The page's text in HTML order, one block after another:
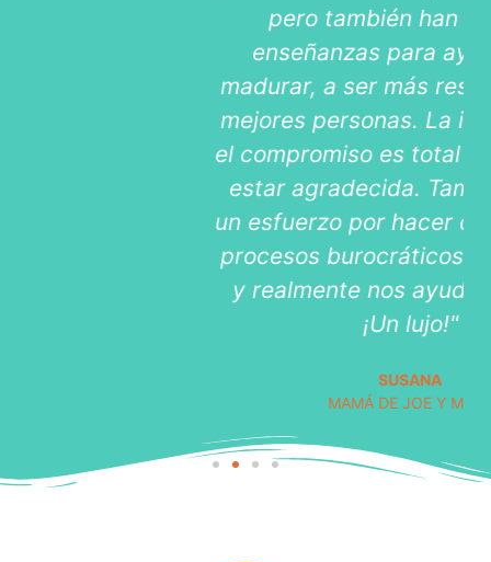
pero también han recibido
enseñanzas para ayudarles a
madurar, a ser más responsables y
mejores personas. La implicación y
el compromiso es total y sólo puedo
estar agradecida. También hacen
un esfuerzo por hacer que todos los
procesos burocráticos sean fáciles
y realmente nos ayudan en todo.